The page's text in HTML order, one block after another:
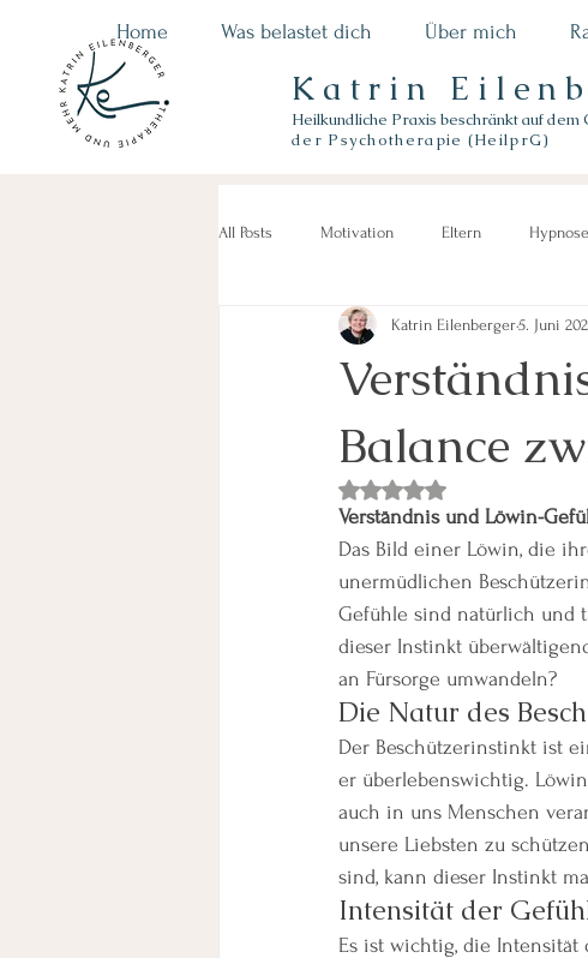
Katrin
Heilkundliche Praxis beschränkt auf dem
der Psychotherapie (HeilprG)
Home Was belastet dich Über mich
All Posts Motivation Eltern
Balance
Katrin Eilenberger5. Juni
Mit NaN von 5 Sternen
Verständnis und Löwin-
Das Bild einer Löwin, die
unermüdlichen
Gefühle sind natürlich und
dieser Instinkt
an Fürsorge umwandeln?
Die Natur des
Der Beschützerinstinkt ist
er überlebenswichtig.
auch in uns Menschen
unsere Liebsten zu
sind, kann dieser Instinkt
Intensität der
Es ist wichtig, die